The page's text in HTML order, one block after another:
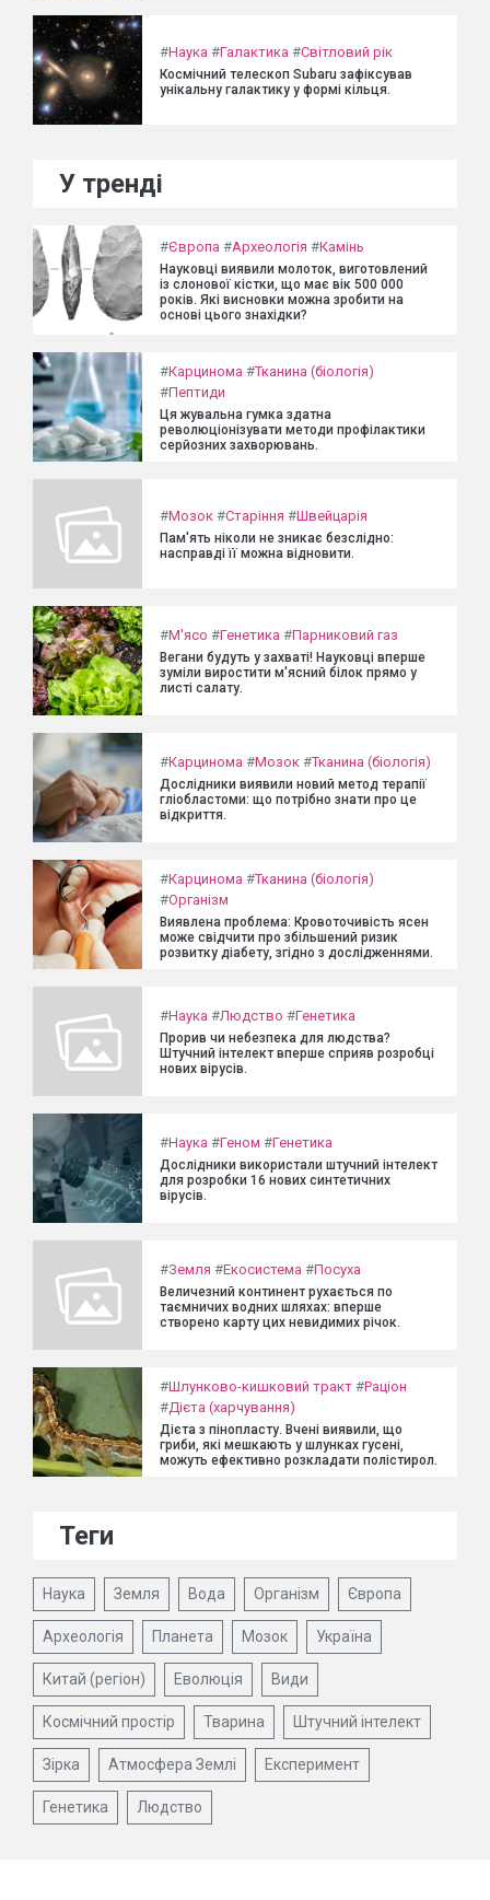
#Наука #Галактика #Світловий рік
Космічний телескоп Subaru зафіксував
унікальну галактику у формі кільця.
У тренді
#Європа #Археологія #Камінь
Науковці виявили молоток, виготовлений
із слонової кістки, що має вік 500 000
років. Які висновки можна зробити на
основі цього знахідки?
#Карцинома #Тканина (біологія)
#Пептиди
Ця жувальна гумка здатна
революціонізувати методи профілактики
серйозних захворювань.
#Мозок #Старіння #Швейцарія
Пам'ять ніколи не зникає безслідно:
насправді її можна відновити.
#М'ясо #Генетика #Парниковий газ
Вегани будуть у захваті! Науковці вперше
зуміли виростити м'ясний білок прямо у
листі салату.
#Карцинома #Мозок #Тканина (біологія)
Дослідники виявили новий метод терапії
гліобластоми: що потрібно знати про це
відкриття.
#Карцинома #Тканина (біологія)
#Організм
Виявлена проблема: Кровоточивість ясен
може свідчити про збільшений ризик
розвитку діабету, згідно з дослідженнями.
#Наука #Людство #Генетика
Прорив чи небезпека для людства?
Штучний інтелект вперше сприяв розробці
нових вірусів.
#Наука #Геном #Генетика
Дослідники використали штучний інтелект
для розробки 16 нових синтетичних
вірусів.
#Земля #Екосистема #Посуха
Величезний континент рухається по
таємничих водних шляхах: вперше
створено карту цих невидимих річок.
#Шлунково-кишковий тракт #Раціон
#Дієта (харчування)
Дієта з пінопласту. Вчені виявили, що
гриби, які мешкають у шлунках гусені,
можуть ефективно розкладати полістирол.
Теги
Наука Земля Вода Організм Європа
Археологія Планета Мозок Україна
Китай (регіон) Еволюція Види
Космічний простір Тварина Штучний інтелект
Зірка Атмосфера Землі Експеримент
Генетика Людство